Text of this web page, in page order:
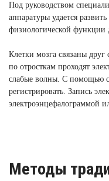
Под руководством
аппаратуры удается
физиологической функции
Клетки мозга связаны
по отросткам проходят
слабые волны. С помощью
регистрировать. Запись
электроэнцефалограммой
Методы